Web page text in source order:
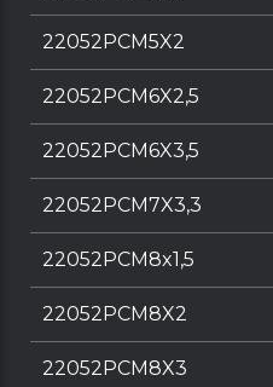
22052PCM5X2
22052PCM6X2,5
22052PCM6X3,5
22052PCM7X3,3
22052PCM8x1,5
22052PCM8X2
22052PCM8X3